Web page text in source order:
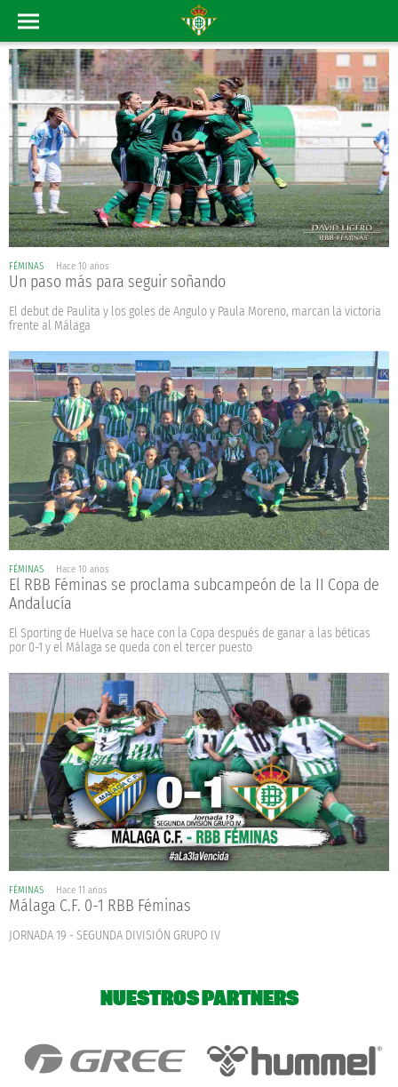
FÉMINAS Hace 10 años
Un paso más para seguir soñando
El debut de Paulita y los goles de Angulo y Paula Moreno, marcan la victoria
frente al Málaga
FÉMINAS Hace 10 años
El RBB Féminas se proclama subcampeón de la II Copa de
Andalucía
El Sporting de Huelva se hace con la Copa después de ganar a las béticas
por 0-1 y el Málaga se queda con el tercer puesto
FÉMINAS Hace 11 años
Málaga C.F. 0-1 RBB Féminas
JORNADA 19 - SEGUNDA DIVISIÓN GRUPO IV
NUESTROS PARTNERS